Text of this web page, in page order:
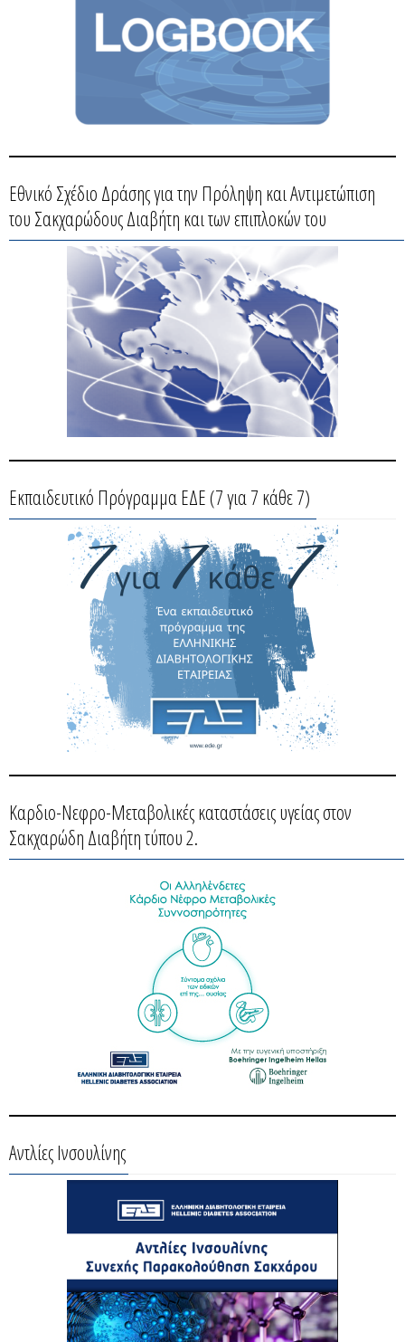
Εθνικό Σχέδιο Δράσης για την Πρόληψη και Αντιμετώπιση
του Σακχαρώδους Διαβήτη και των επιπλοκών του
Εκπαιδευτικό Πρόγραμμα ΕΔΕ (7 για 7 κάθε 7)
Καρδιο-Νεφρο-Μεταβολικές καταστάσεις υγείας στον
Σακχαρώδη Διαβήτη τύπου 2.
Αντλίες Ινσουλίνης